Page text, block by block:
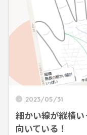
2023/05/31
細かい線が縦横
向いている！